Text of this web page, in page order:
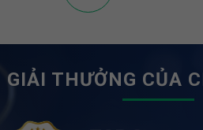
GIẢI THƯỞNG CỦA